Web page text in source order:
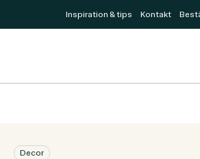
Inspiration & tips Kontakt
Decor